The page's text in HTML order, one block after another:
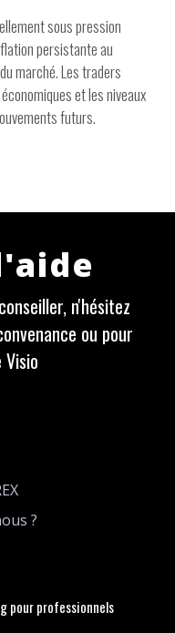
sous pression
persistante au
marché. Les traders
et les niveaux
futurs.
n'hésitez
ou pour
?
pour professionnels